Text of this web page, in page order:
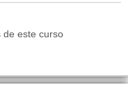
de este curso